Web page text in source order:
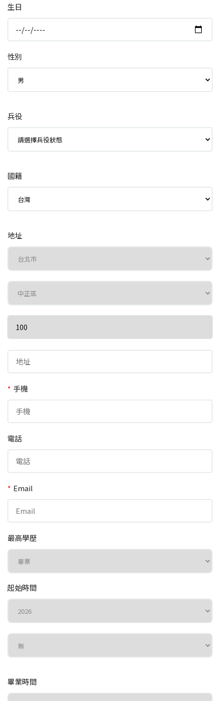
生日
性別
兵役
國籍
地址
* 手機
電話
* Email
最高學歷
起始時間
畢業時間